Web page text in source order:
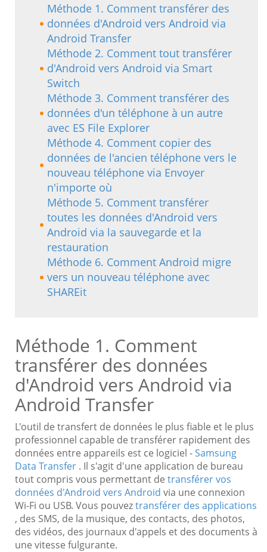
Méthode 1. Comment transférer des
données d'Android vers Android via
Android Transfer
Méthode 2. Comment tout transférer
d'Android vers Android via Smart
Switch
Méthode 3. Comment transférer des
données d'un téléphone à un autre
avec ES File Explorer
Méthode 4. Comment copier des
données de l'ancien téléphone vers le
nouveau téléphone via Envoyer
n'importe où
Méthode 5. Comment transférer
toutes les données d'Android vers
Android via la sauvegarde et la
restauration
Méthode 6. Comment Android migre
vers un nouveau téléphone avec
SHAREit
Méthode 1. Comment
transférer des données
d'Android vers Android via
Android Transfer
L'outil de transfert de données le plus fiable et le plus
professionnel capable de transférer rapidement des
données entre appareils est ce logiciel -Samsung
Data Transfer . Il s'agit d'une application de bureau
tout compris vous permettant de transférer vos
données d'Android vers Android via une connexion
Wi-Fi ou USB. Vous pouveztransférer des applications
, des SMS, de la musique, des contacts, des photos,
des vidéos, des journaux d'appels et des documents à
une vitesse fulgurante.